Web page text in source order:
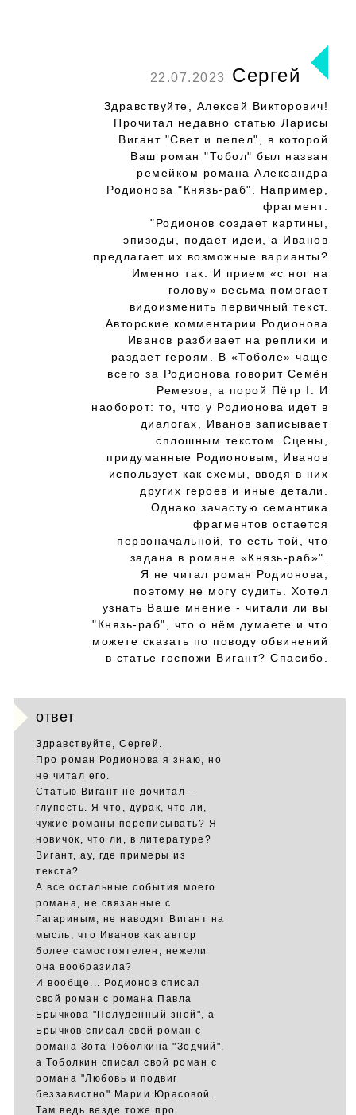
22.07.2023 Сергей
Здравствуйте, Алексей Викторович!
Прочитал недавно статью Ларисы
Вигант "Свет и пепел", в которой
Ваш роман "Тобол" был назван
ремейком романа Александра
Родионова "Князь-раб". Например,
фрагмент:
"Родионов создает картины,
эпизоды, подает идеи, а Иванов
предлагает их возможные варианты?
Именно так. И прием «с ног на
голову» весьма помогает
видоизменить первичный текст.
Авторские комментарии Родионова
Иванов разбивает на реплики и
раздает героям. В «Тоболе» чаще
всего за Родионова говорит Семён
Ремезов, а порой Пётр I. И
наоборот: то, что у Родионова идет в
диалогах, Иванов записывает
сплошным текстом. Сцены,
придуманные Родионовым, Иванов
использует как схемы, вводя в них
других героев и иные детали.
Однако зачастую семантика
фрагментов остается
первоначальной, то есть той, что
задана в романе «Князь-раб»".
Я не читал роман Родионова,
поэтому не могу судить. Хотел
узнать Ваше мнение - читали ли вы
"Князь-раб", что о нём думаете и что
можете сказать по поводу обвинений
в статье госпожи Вигант? Спасибо.
ответ
Здравствуйте, Сергей.
Про роман Родионова я знаю, но
не читал его.
Статью Вигант не дочитал -
глупость. Я что, дурак, что ли,
чужие романы переписывать? Я
новичок, что ли, в литературе?
Вигант, ау, где примеры из
текста?
А все остальные события моего
романа, не связанные с
Гагариным, не наводят Вигант на
мысль, что Иванов как автор
более самостоятелен, нежели
она вообразила?
И вообще... Родионов списал
свой роман с романа Павла
Брычкова "Полуденный зной", а
Брычков списал свой роман с
романа Зота Тоболкина "Зодчий",
а Тоболкин списал свой роман с
романа "Любовь и подвиг
беззавистно" Марии Юрасовой.
Там ведь везде тоже про